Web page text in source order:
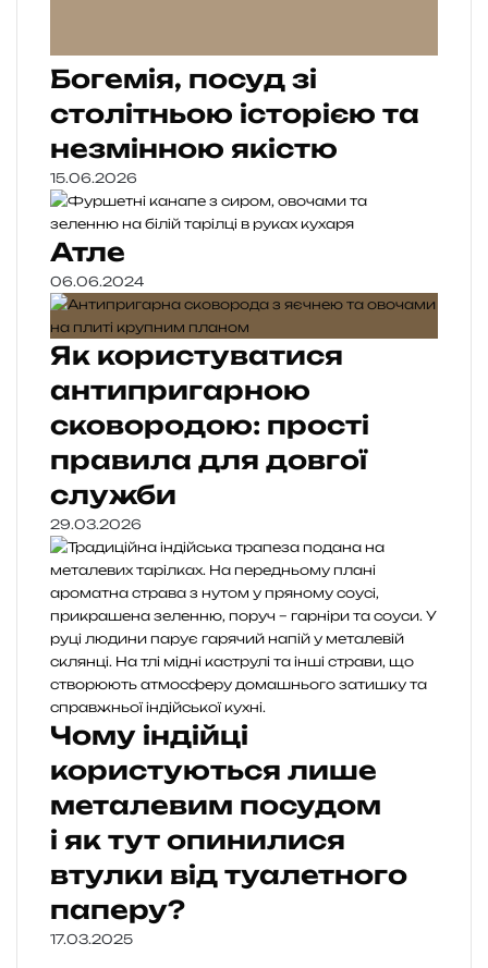
Богемія, посуд зі
столітньою історією та
незмінною якістю
15.06.2026
Атле
06.06.2024
Як користуватися
антипригарною
сковородою: прості
правила для довгої
служби
29.03.2026
Чому індійці
користуються лише
металевим посудом
і як тут опинилися
втулки від туалетного
паперу?
17.03.2025